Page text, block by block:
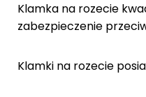
Klamka na rozecie
zabezpieczenie
Klamki na rozecie